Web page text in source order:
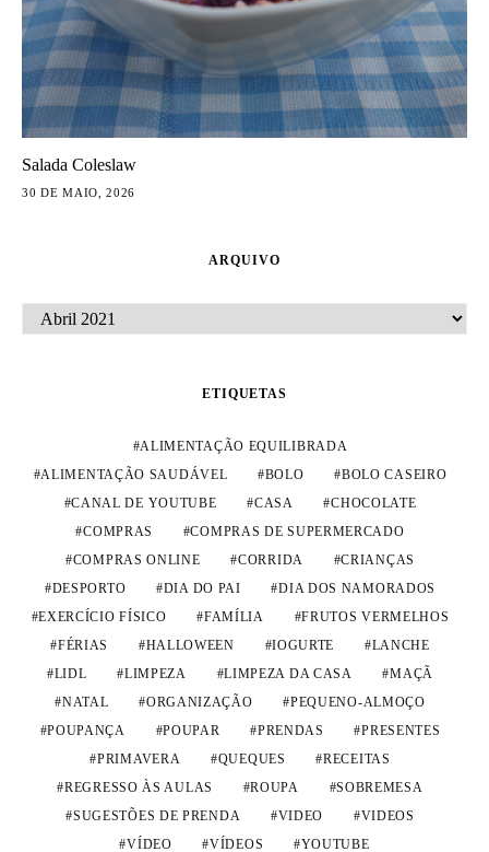
Salada Coleslaw
30 DE MAIO, 2026
ARQUIVO
ARQUIVO
ETIQUETAS
ALIMENTAÇÃO EQUILIBRADA
ALIMENTAÇÃO SAUDÁVEL
BOLO
BOLO CASEIRO
CANAL DE YOUTUBE
CASA
CHOCOLATE
COMPRAS
COMPRAS DE SUPERMERCADO
COMPRAS ONLINE
CORRIDA
CRIANÇAS
DESPORTO
DIA DO PAI
DIA DOS NAMORADOS
EXERCÍCIO FÍSICO
FAMÍLIA
FRUTOS VERMELHOS
FÉRIAS
HALLOWEEN IOGURTE
LANCHE
LIDL
LIMPEZA LIMPEZA DA CASA
MAÇÃ
NATAL
ORGANIZAÇÃO
PEQUENO-ALMOÇO
POUPANÇA
POUPAR PRENDAS
PRESENTES
PRIMAVERA
QUEQUES
RECEITAS
REGRESSO ÀS AULAS
ROUPA
SOBREMESA
SUGESTÕES DE PRENDA
VIDEO
VIDEOS
VÍDEO
VÍDEOS YOUTUBE